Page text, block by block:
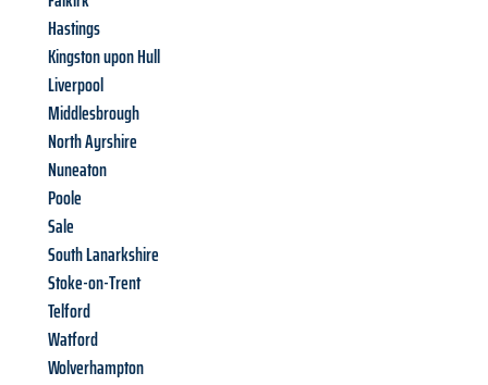
Hastings
Kingston upon Hull
Liverpool
Middlesbrough
North Ayrshire
Nuneaton
Poole
Sale
South Lanarkshire
Stoke-on-Trent
Telford
Watford
Wolverhampton